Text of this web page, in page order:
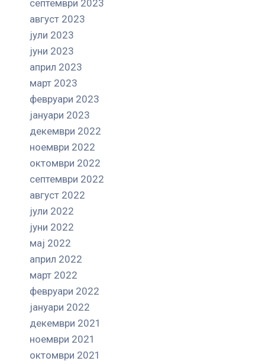
септември 2023
август 2023
јули 2023
јуни 2023
април 2023
март 2023
февруари 2023
јануари 2023
декември 2022
ноември 2022
октомври 2022
септември 2022
август 2022
јули 2022
јуни 2022
мај 2022
април 2022
март 2022
февруари 2022
јануари 2022
декември 2021
ноември 2021
октомври 2021